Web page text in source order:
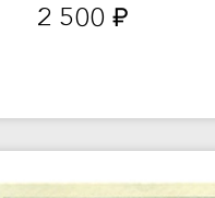
2 500 руб.